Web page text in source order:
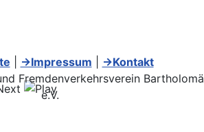
→Impressum
→Kontakt
Fremdenverkehrsverein Bartholomä
e.V.